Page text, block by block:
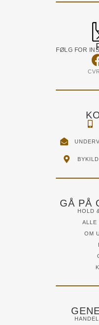
FØLG FOR
GÅ PÅ
HOLD
ALLE
OM